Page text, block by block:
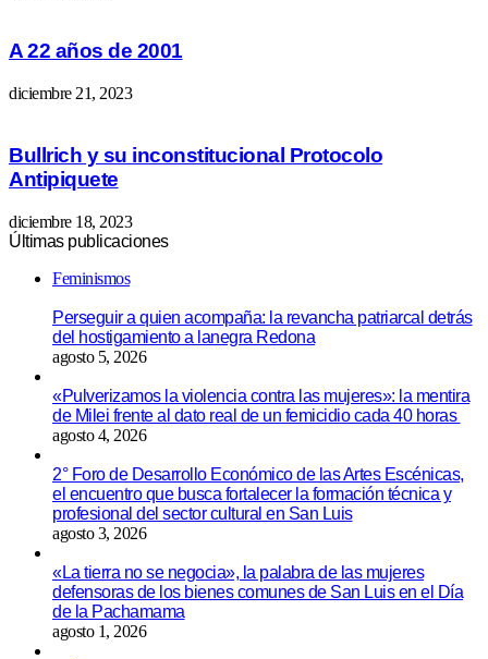
A 22 años de 2001
diciembre 21, 2023
Bullrich y su inconstitucional Protocolo
Antipiquete
diciembre 18, 2023
Últimas publicaciones
Feminismos
Perseguir a quien acompaña: la revancha patriarcal detrás
del hostigamiento a lanegra Redona
agosto 5, 2026
«Pulverizamos la violencia contra las mujeres»: la mentira
de Milei frente al dato real de un femicidio cada 40 horas
agosto 4, 2026
2° Foro de Desarrollo Económico de las Artes Escénicas,
el encuentro que busca fortalecer la formación técnica y
profesional del sector cultural en San Luis
agosto 3, 2026
«La tierra no se negocia», la palabra de las mujeres
defensoras de los bienes comunes de San Luis en el Día
de la Pachamama
agosto 1, 2026